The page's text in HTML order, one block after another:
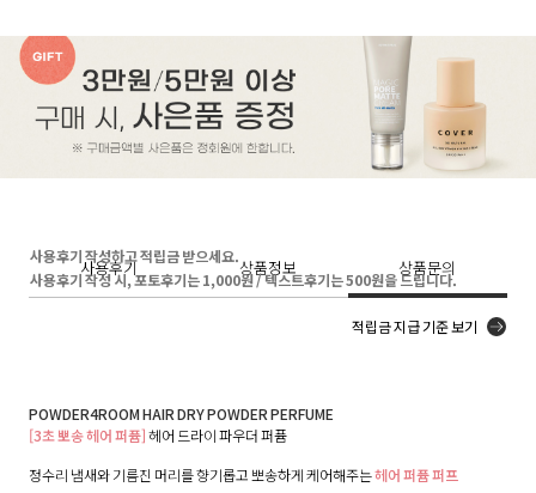
사용후기 상품정보 상품문의
사용후기 작성하고 적립금 받으세요.
사용후기 작성 시, 포토후기는 1,000원 / 텍스트후기는 500원을 드립니다.
적립금 지급 기준 보기
POWDER4ROOM HAIR DRY POWDER PERFUME
[3초 뽀송 헤어 퍼퓸]헤어 드라이 파우더 퍼퓸
정수리 냄새와 기름진 머리를 향기롭고 뽀송하게 케어해주는헤어 퍼퓸 퍼프